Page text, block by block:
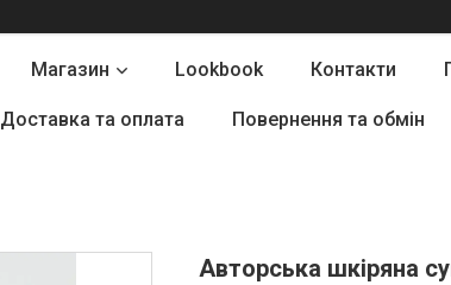
Магазин Lookbook Контакти
Доставка та оплата Повернення та обмін
Авторська шкіряна